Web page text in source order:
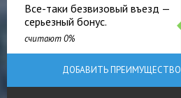
Все-таки безвизовый въезд —
серьезный бонус.
считают 0%
ДОБАВИТЬ ПРЕИМУЩЕСТВО